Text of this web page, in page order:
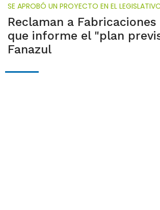
SE APROBÓ UN PROYECTO EN EL
Reclaman a
que informe el "plan
Fanazul